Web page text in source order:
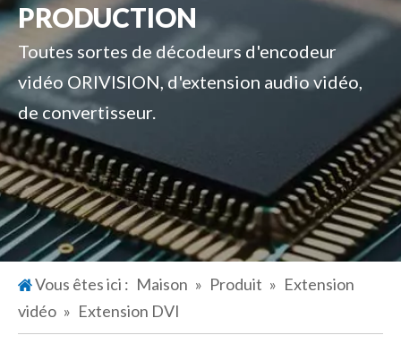
PRODUCTION
Toutes sortes de décodeurs d'encodeur
vidéo ORIVISION, d'extension audio vidéo,
de convertisseur.
Vous êtes ici : Maison » Produit » Extension
vidéo » Extension DVI